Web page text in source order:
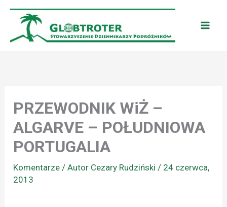
Przejdź
treści
PRZEWODNIK WiŻ –
ALGARVE – POŁUDNIOWA
PORTUGALIA
Komentarze / Autor Cezary Rudziński/ 24 czerwca,
2013